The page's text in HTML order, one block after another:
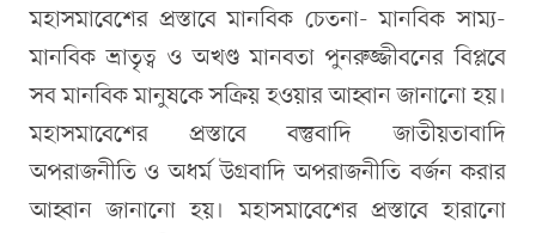
মহাসমাবেশের প্রস্তাবে মানবিক চেতনা- মানবিক সাম্য-
মানবিক ভ্রাতৃত্ব ও অখণ্ড মানবতা পুনরুজ্জীবনের বিপ্লবে
সব মানবিক মানুষকে সক্রিয় হওয়ার আহ্বান জানানো হয়।
মহাসমাবেশের প্রস্তাবে বস্তুবাদি জাতীয়তাবাদি
অপরাজনীতি ও অধর্ম উগ্রবাদি অপরাজনীতি বর্জন করার
আহ্বান জানানো হয়। মহাসমাবেশের প্রস্তাবে হারানো